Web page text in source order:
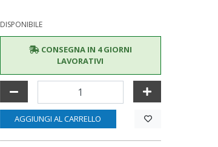
DISPONIBILE
CONSEGNA IN 4 GIORNI
LAVORATIVI
AGGIUNGI AL CARRELLO